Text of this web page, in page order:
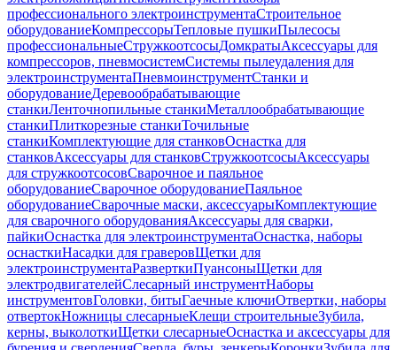
профессионального электроинструментаСтроительное
оборудованиеКомпрессорыТепловые пушкиПылесосы
профессиональныеСтружкоотсосыДомкратыАксессуары для
компрессоров, пневмосистемСистемы пылеудаления для
электроинструментаПневмоинструментСтанки и
оборудованиеДеревообрабатывающие
станкиЛенточнопильные станкиМеталлообрабатывающие
станкиПлиткорезные станкиТочильные
станкиКомплектующие для станковОснастка для
станковАксессуары для станковСтружкоотсосыАксессуары
для стружкоотсосовСварочное и паяльное
оборудованиеСварочное оборудованиеПаяльное
оборудованиеСварочные маски, аксессуарыКомплектующие
для сварочного оборудованияАксессуары для сварки,
пайкиОснастка для электроинструментаОснастка, наборы
оснасткиНасадки для граверовЩетки для
электроинструментаРазверткиПуансоныЩетки для
электродвигателейСлесарный инструментНаборы
инструментовГоловки, битыГаечные ключиОтвертки, наборы
отвертокНожницы слесарныеКлещи строительныеЗубила,
керны, выколоткиЩетки слесарныеОснастка и аксессуары для